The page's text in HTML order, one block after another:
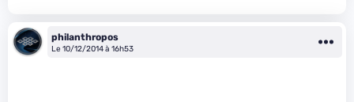
philanthropos
Le 10/12/2014 à 16h53